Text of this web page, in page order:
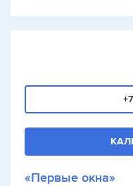
«Первые окна»